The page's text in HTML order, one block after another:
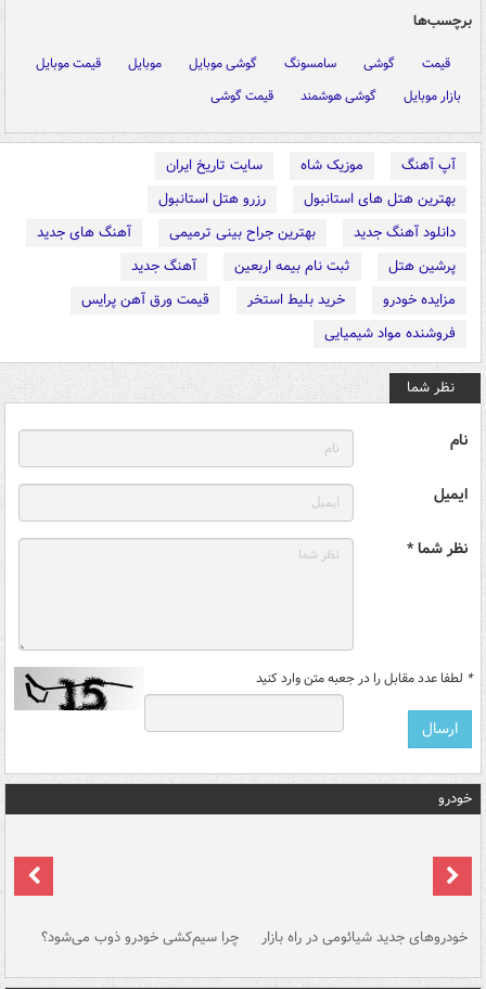
برچسب‌ها
قیمت گوشی سامسونگ گوشی موبایل موبایل
قیمت موبایل
بازار موبایل
گوشی هوشمند قیمت گوشی
آپ آهنگ موزیک شاه
سایت تاریخ ایران
بهترین هتل های استانبول
رزرو هتل استانبول
دانلود آهنگ جدید
بهترین جراح بینی ترمیمی
آهنگ های جدید
پرشین هتل
ثبت نام بیمه اربعین
آهنگ جدید
مزایده خودرو
خرید بلیط استخر
قیمت ورق آهن پرایس
فروشنده مواد شیمیایی
نظر شما
نام
ایمیل
نظر شما *
* لطفا عدد مقابل را در جعبه متن وارد کنید
خودرو
خودروهای جدید شیائومی در راه بازار چرا سیم‌کشی خودرو ذوب می‌شود؟